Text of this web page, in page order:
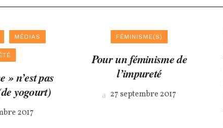
MÉDIAS
» n’est pas
yogourt)
2017
FÉMINISME(S)
Pour un féminisme de
l’impureté
27 septembre 2017